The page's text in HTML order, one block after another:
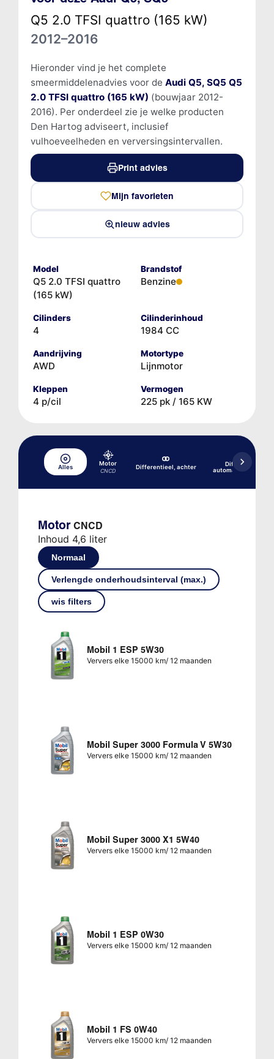
Q5 2.0 TFSI quattro (165 kW)
2012–2016
Hieronder vind je het complete
smeermiddelenadvies voor de Audi Q5, SQ5 Q5
2.0 TFSI quattro (165 kW) (bouwjaar 2012-
2016). Per onderdeel zie je welke producten
Den Hartog adviseert, inclusief
vulhoeveelheden en verversingsintervallen.
Print advies
Mijn favorieten
nieuw advies
Model
Q5 2.0 TFSI quattro
(165 kW)
Brandstof
Benzine
Cilinders
4
Cilinderinhoud
1984 CC
Aandrijving
AWD
Motortype
Lijnmotor
Kleppen
4 p/cil
Vermogen
225 pk / 165 KW
Alles
Motor
CNCD
Differentieel, achter
Differentieel,
automatische
Motor CNCD
Inhoud 4,6 liter
Normaal
Verlengde onderhoudsinterval (max.)
wis filters
Mobil 1 ESP 5W30
Ververs elke 15000 km/ 12 maanden
Mobil Super 3000 Formula V 5W30
Ververs elke 15000 km/ 12 maanden
Mobil Super 3000 X1 5W40
Ververs elke 15000 km/ 12 maanden
Mobil 1 ESP 0W30
Ververs elke 15000 km/ 12 maanden
Mobil 1 FS 0W40
Ververs elke 15000 km/ 12 maanden